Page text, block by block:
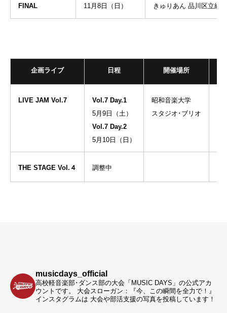
FINAL 11月8日（日） きゅりあん 品川区立総
企画ライブ 日程 開催場所
LIVE JAM Vol.7
Vol.7 Day.1
5月9日（土）
Vol.7 Day.2
5月10日（日）
昭和音楽大学
スタジオ･ブリオ
THE STAGE Vol.４ 調整中
musicdays_official
高校軽音楽部･ダンス部の大会「MUSIC DAYS」の公式アカ
ウントです。
大会スローガン：『今、この瞬間を全力で！』
インスタグラムは 大会や部活支援の写真を投稿しています！